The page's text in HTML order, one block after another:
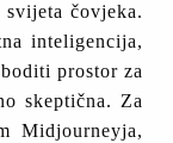
čovjeka.
inteligencija,
prostor za
skeptična. Za
Midjourneyja,